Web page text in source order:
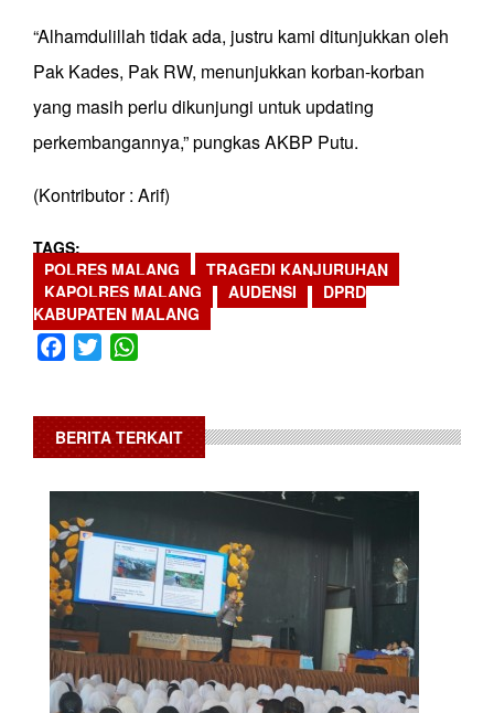
“Alhamdulillah tidak ada, justru kami ditunjukkan oleh
Pak Kades, Pak RW, menunjukkan korban-korban
yang masih perlu dikunjungi untuk updating
perkembangannya,” pungkas AKBP Putu.
(Kontributor : Arif)
TAGS
POLRES MALANG
TRAGEDI KANJURUHAN
KAPOLRES MALANG
AUDENSI
DPRD
KABUPATEN MALANG
Facebook
Twitter
BERITA TERKAIT